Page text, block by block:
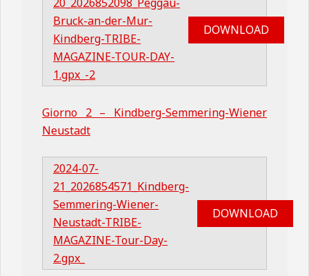
Bruck-an-der-Mur-
Kindberg-TRIBE-
MAGAZINE-TOUR-DAY-
1.gpx_-2
DOWNLOAD
Giorno 2 – Kindberg-Semmering-Wiener
Neustadt
2024-07-
21_2026854571_Kindberg-
Semmering-Wiener-
Neustadt-TRIBE-
MAGAZINE-Tour-Day-
2.gpx_
DOWNLOAD